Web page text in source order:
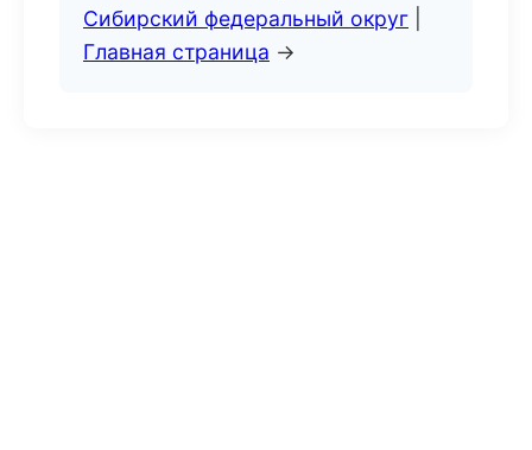
Сибирский федеральный округ
Главная страница →